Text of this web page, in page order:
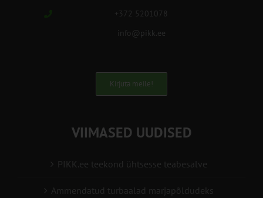
+372 5201078
info@pikk.ee
Kirjuta meile!
VIIMASED UUDISED
PIKK.ee teekond ühtsesse teabesalve
Ammendatud turbaalad marjapõldudeks